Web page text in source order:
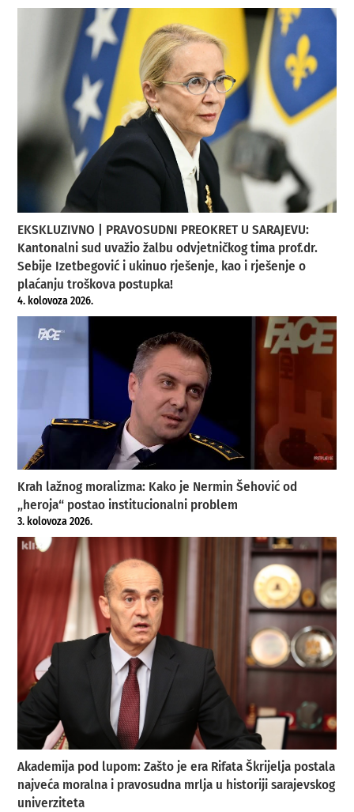
EKSKLUZIVNO | PRAVOSUDNI PREOKRET U SARAJEVU:
Kantonalni sud uvažio žalbu odvjetničkog tima prof.dr.
Sebije Izetbegović i ukinuo rješenje, kao i rješenje o
plaćanju troškova postupka!
4. kolovoza 2026.
Krah lažnog moralizma: Kako je Nermin Šehović od
„heroja“ postao institucionalni problem
3. kolovoza 2026.
Akademija pod lupom: Zašto je era Rifata Škrijelja postala
najveća moralna i pravosudna mrlja u historiji sarajevskog
univerziteta